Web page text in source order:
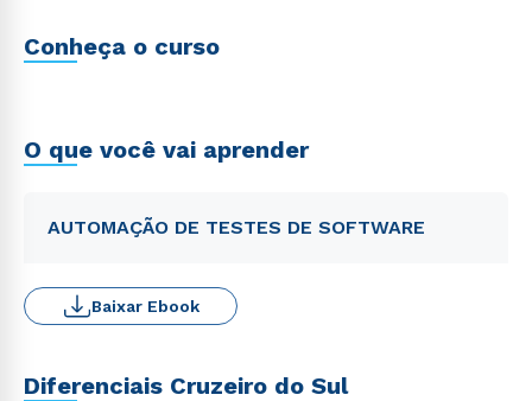
Conheça o curso
O que você vai aprender
AUTOMAÇÃO DE TESTES DE SOFTWARE
Baixar Ebook
Diferenciais Cruzeiro do Sul